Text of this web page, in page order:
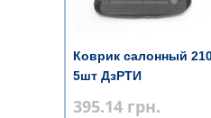
Коврик салонный
5шт ДзРТИ
395.14 грн.